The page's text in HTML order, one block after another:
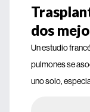
dos
Un estudio
pulmones se
uno solo,